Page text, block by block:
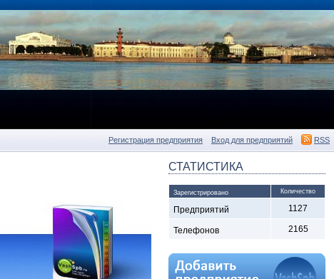
Регистрация предприятия Вход для предприятий RSS
СТАТИСТИКА
Зарегистрировано Количество
Предприятий 1127
Телефонов 2165